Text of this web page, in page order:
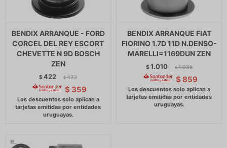
BENDIX ARRANQUE - FORD
CORCEL DEL REY ESCORT
CHEVETTE N 9D BOSCH
ZEN
$422 $ 432
$ 359
BENDIX ARRANQUE FIAT
FIORINO 1.7D 11D N.DENSO-
MARELLI=1169DUN ZEN
$1.010 $ 1.035
$ 859